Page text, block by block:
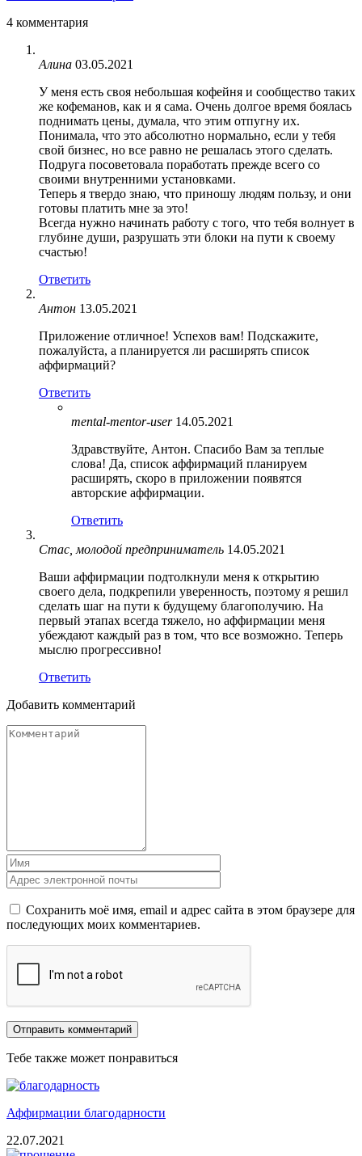
4 комментария
Алина 03.05.2021
У меня есть своя небольшая кофейня и сообщество таких
же кофеманов, как и я сама. Очень долгое время боялась
поднимать цены, думала, что этим отпугну их.
Понимала, что это абсолютно нормально, если у тебя
свой бизнес, но все равно не решалась этого сделать.
Подруга посоветовала поработать прежде всего со
своими внутренними установками.
Теперь я твердо знаю, что приношу людям пользу, и они
готовы платить мне за это!
Всегда нужно начинать работу с того, что тебя волнует в
глубине души, разрушать эти блоки на пути к своему
счастью!
Ответить
Антон 13.05.2021
Приложение отличное! Успехов вам! Подскажите,
пожалуйста, а планируется ли расширять список
аффирмаций?
Ответить
mental-mentor-user 14.05.2021
Здравствуйте, Антон. Спасибо Вам за теплые
слова! Да, список аффирмаций планируем
расширять, скоро в приложении появятся
авторские аффирмации.
Ответить
Стас, молодой предприниматель 14.05.2021
Ваши аффирмации подтолкнули меня к открытию
своего дела, подкрепили уверенность, поэтому я решил
сделать шаг на пути к будущему благополучию. На
первый этапах всегда тяжело, но аффирмации меня
убеждают каждый раз в том, что все возможно. Теперь
мыслю прогрессивно!
Ответить
Добавить комментарий
Сохранить моё имя, email и адрес сайта в этом браузере для
последующих моих комментариев.
Тебе также может понравиться
Аффирмации благодарности
22.07.2021